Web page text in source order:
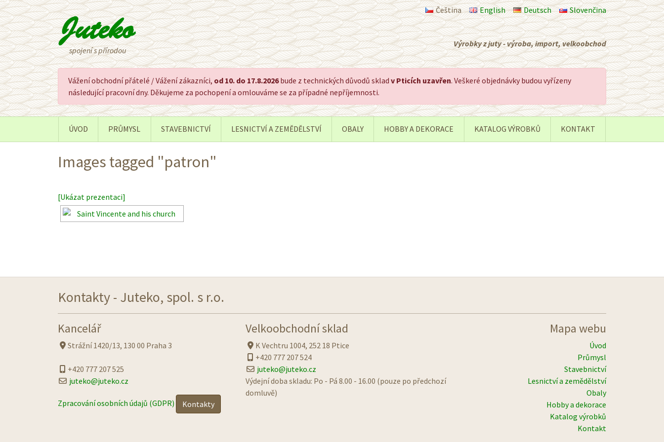
Čeština English Deutsch Slovenčina
spojení s přírodou
Výrobky z juty - výroba, import, velkoobchod
Vážení obchodní přátelé / Vážení zákazníci, od 10. do 17.8.2026bude z technických důvodů sklad v Pticích uzavřen. Veškeré objednávky budou vyřízeny
následující pracovní dny. Děkujeme za pochopení a omlouváme se za případné nepříjemnosti.
ÚVOD PRŮMYSL STAVEBNICTVÍ LESNICTVÍ A ZEMĚDĚLSTVÍ OBALY HOBBY A DEKORACE KATALOG VÝROBKŮ KONTAKT
Images tagged "patron"
[Ukázat prezentaci]
Kontakty - Juteko, spol. s r.o.
Kancelář
Strážní 1420/13, 130 00 Praha 3
+420 777 207 525
juteko@juteko.cz
Zpracování osobních údajů (GDPR) Kontakty
Velkoobchodní sklad
K Vechtru 1004, 252 18 Ptice
+420 777 207 524
juteko@juteko.cz
Výdejní doba skladu: Po - Pá 8.00 - 16.00 (pouze po předchozí
domluvě)
Mapa webu
Úvod
Průmysl
Stavebnictví
Lesnictví a zemědělství
Obaly
Hobby a dekorace
Katalog výrobků
Kontakt